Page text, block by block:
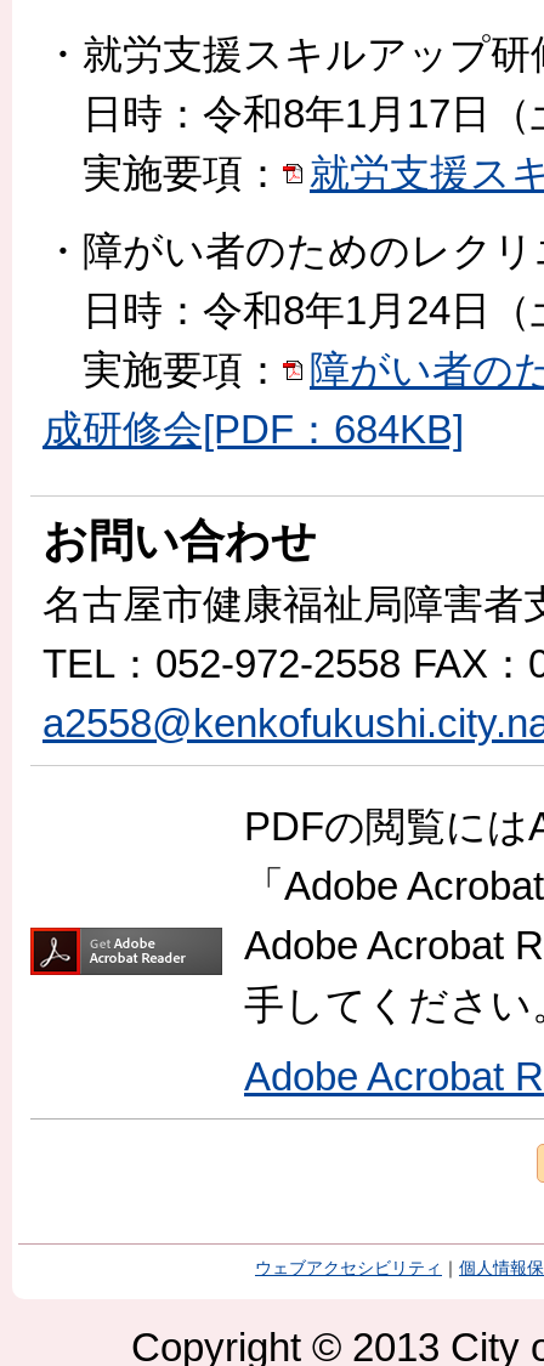
・就労支援スキルアップ
日時：令和8年1月17日（
実施要項：
就労支援ス
・障がい者のためのレク
日時：令和8年1月24日（
実施要項：
障がい者の
成研修会[PDF：684KB]
お問い合わせ
名古屋市健康福祉局障害者
TEL ：052-972-2558 FAX
PDFの閲覧に
「Adobe
Adobe Acrobat
手してください
Adobe Acrobat
ウェブアクセシビリティ 個人情報
Copyright © 2013 City